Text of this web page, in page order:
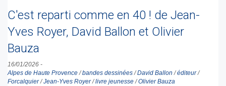
C'est reparti comme en 40 ! de Jean-
Yves Royer, David Ballon et Olivier
Bauza
16/01/2026 -
Alpes de Haute Provence/bandes dessinées/David Ballon /éditeur/
Forcalquier/Jean-Yves Royer/livre jeunesse/Olivier Bauza